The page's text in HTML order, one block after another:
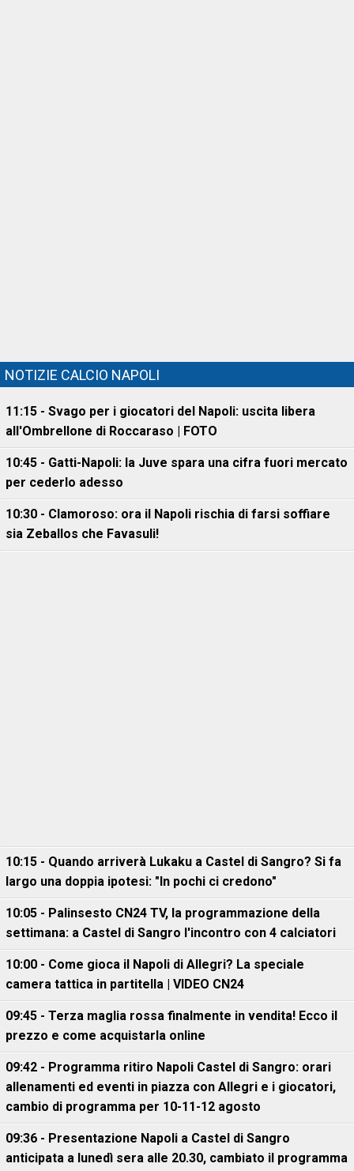
NOTIZIE CALCIO NAPOLI
11:15 - Svago per i giocatori del Napoli: uscita libera
all'Ombrellone di Roccaraso | FOTO
10:45 - Gatti-Napoli: la Juve spara una cifra fuori mercato
per cederlo adesso
10:30 - Clamoroso: ora il Napoli rischia di farsi soffiare
sia Zeballos che Favasuli!
10:15 - Quando arriverà Lukaku a Castel di Sangro? Si fa
largo una doppia ipotesi: "In pochi ci credono"
10:05 - Palinsesto CN24 TV, la programmazione della
settimana: a Castel di Sangro l'incontro con 4 calciatori
10:00 - Come gioca il Napoli di Allegri? La speciale
camera tattica in partitella | VIDEO CN24
09:45 - Terza maglia rossa finalmente in vendita! Ecco il
prezzo e come acquistarla online
09:42 - Programma ritiro Napoli Castel di Sangro: orari
allenamenti ed eventi in piazza con Allegri e i giocatori,
cambio di programma per 10-11-12 agosto
09:36 - Presentazione Napoli a Castel di Sangro
anticipata a lunedì sera alle 20.30, cambiato il programma